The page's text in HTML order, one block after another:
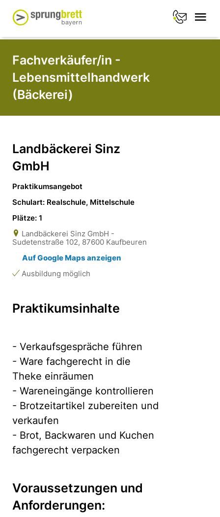
Fachverkäufer/in -
Lebensmittelhandwerk
(Bäckerei)
Landbäckerei Sinz
GmbH
Praktikumsangebot
Schulart: Realschule, Mittelschule
Plätze: 1
Landbäckerei Sinz GmbH -
Sudetenstraße 102, 87600 Kaufbeuren
Auf Google Maps anzeigen
Ausbildung möglich
Praktikumsinhalte
- Verkaufsgespräche führen
- Ware fachgerecht in die
Theke einräumen
- Wareneingänge kontrollieren
- Brotzeitartikel zubereiten und
verkaufen
- Brot, Backwaren und Kuchen
fachgerecht verpacken
Voraussetzungen und
Anforderungen: